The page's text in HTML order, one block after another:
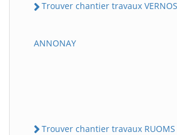
Trouver chantier travaux
ANNONAY
Trouver chantier travaux RUOMS